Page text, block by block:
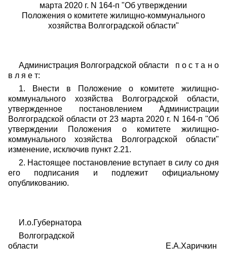
марта 2020 г. N 164-п "Об утверждении
Положения о комитете жилищно-коммунального
хозяйства Волгоградской области"
Администрация Волгоградской области п о с т а н о
в л я е т:
1. Внести в Положение о комитете жилищно-
коммунального хозяйства Волгоградской области,
утвержденное постановлением Администрации
Волгоградской области от 23 марта 2020 г. N 164-п "Об
утверждении Положения о комитете жилищно-
коммунального хозяйства Волгоградской области"
изменение, исключив пункт 2.21.
2. Настоящее постановление вступает в силу со дня
его подписания и подлежит официальному
опубликованию.
И.о.Губернатора
Волгоградской
области Е.А.Харичкин